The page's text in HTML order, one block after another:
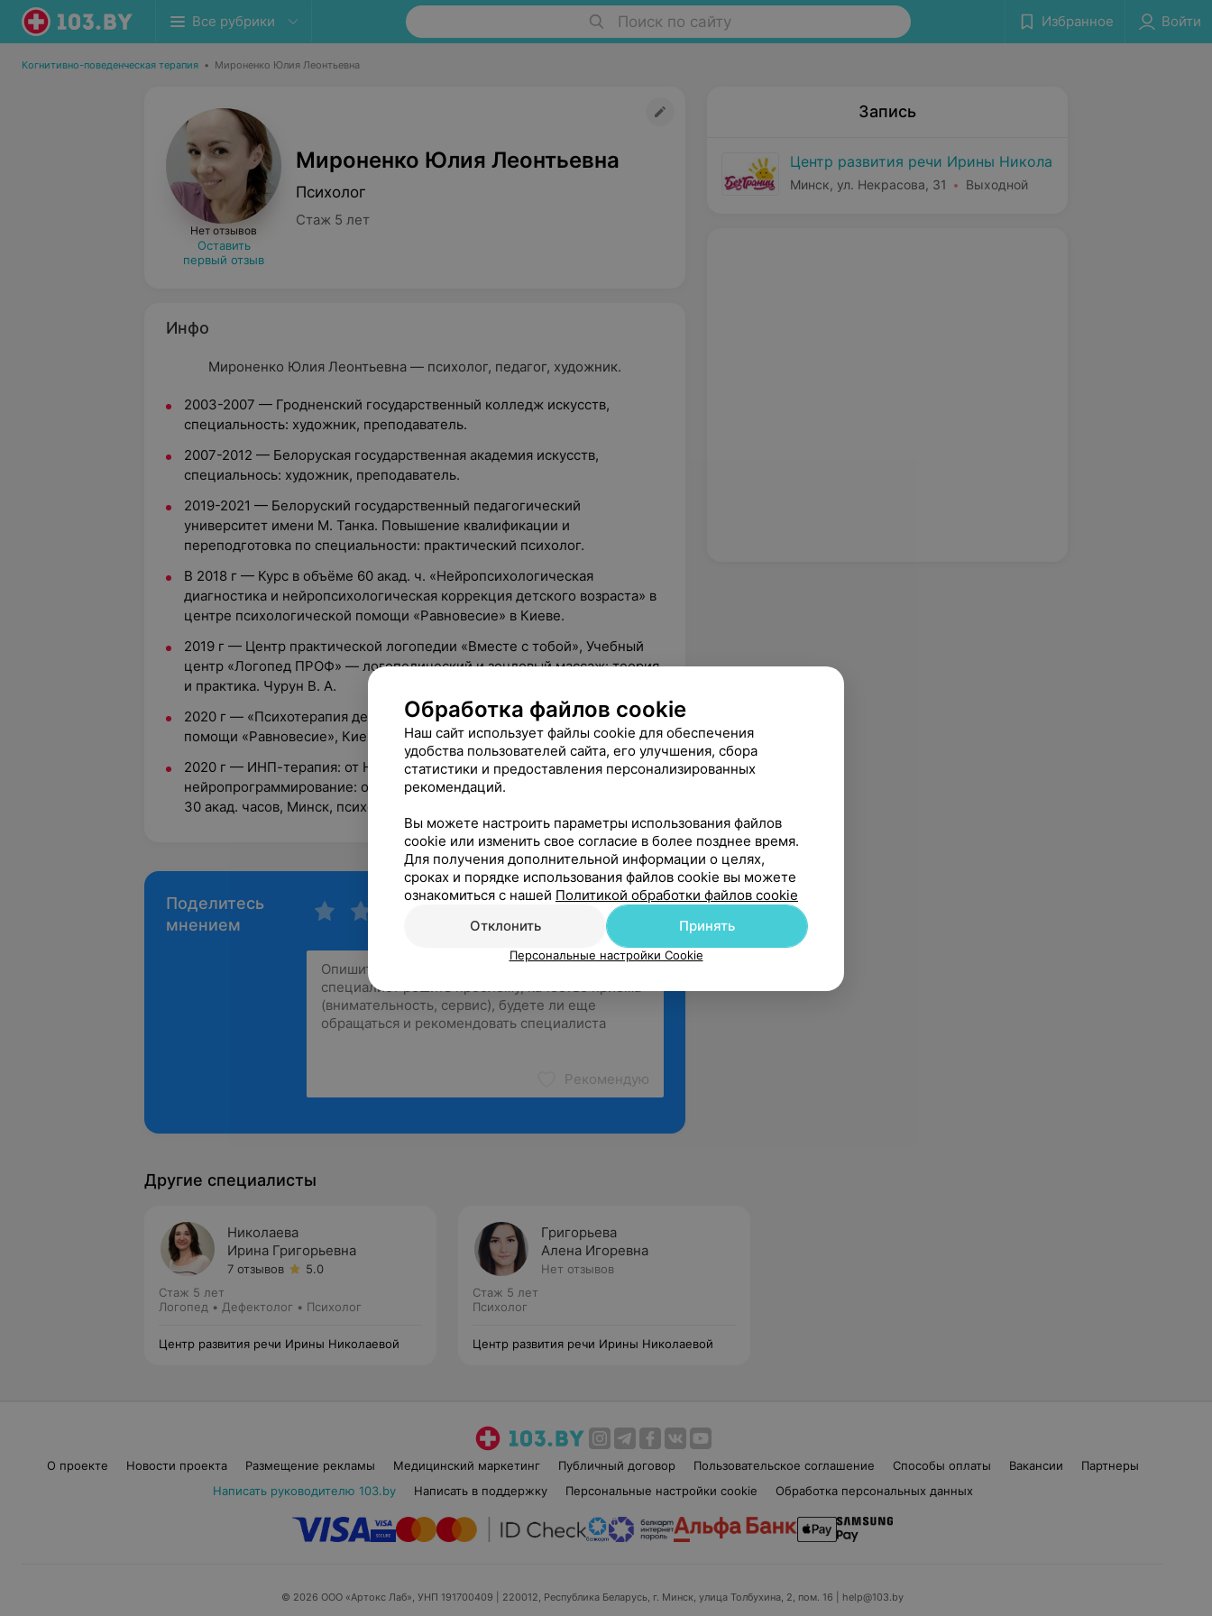
Все рубрики Поиск по сайту Избранное Войти
Когнитивно-поведенческая терапия • Мироненко Юлия Леонтьевна
Нет отзывов
Оставить
первый отзыв
Мироненко Юлия Леонтьевна
Психолог
Стаж 5 лет
Инфо
Мироненко Юлия Леонтьевна — психолог, педагог, художник.
2003-2007 — Гродненский государственный колледж искусств,
специальность: художник, преподаватель.
2007-2012 — Белоруская государственная академия искусств,
специальнось: художник, преподаватель.
2019-2021 — Белоруский государственный педагогический
университет имени М. Танка. Повышение квалификации и
переподготовка по специальности: практический психолог.
В 2018 г — Курс в объёме 60 акад. ч. «Нейропсихологическая
диагностика и нейропсихологическая коррекция детского возраста» в
центре психологической помощи «Равновесие» в Киеве.
2019 г — Центр практической логопедии «Вместе с тобой», Учебный
центр «Логопед ПРОФ» — логопедический и зондовый массаж: теория
и практика. Чурун В. А.
2020 г — «Психотерапия детского возраста», центр психологической
помощи «Равновесие», Киев, 120 акад. часов.
2020 г — ИНП-терапия: от НС и до ЖС (Интегральное
нейропрограммирование: от настоящего состояния до желаемого) —
30 акад. часов, Минск, психолог, коуч, спикер: Молодова Ирина
Поделитесь
мнением
Рекомендую
Запись
Центр развития речи Ирины Никола
Минск, ул. Некрасова, 31 Выходной
Другие специалисты
Николаева
Ирина Григорьевна
7 отзывов
5.0
Стаж 5 лет
Логопед • Дефектолог • Психолог
Центр развития речи Ирины Николаевой
Григорьева
Алена Игоревна
Нет отзывов
Стаж 5 лет
Психолог
Центр развития речи Ирины Николаевой
О проекте Новости проекта Размещение рекламы Медицинский маркетинг Публичный договор Пользовательское соглашение Способы оплаты Вакансии
Партнеры
Написать руководителю 103.by
Написать в поддержку Персональные настройки cookie Обработка персональных данных
© 2026 ООО «Артокс Лаб», УНП 191700409 | 220012, Республика Беларусь, г. Минск, улица Толбухина, 2, пом. 16 | help@103.by
Обработка файлов cookie
Наш сайт использует файлы cookie для обеспечения
удобства пользователей сайта, его улучшения, сбора
статистики и предоставления персонализированных
рекомендаций.
Вы можете настроить параметры использования файлов
cookie или изменить свое согласие в более позднее время.
Для получения дополнительной информации о целях,
сроках и порядке использования файлов cookie вы можете
ознакомиться с нашей Политикой обработки файлов cookie
Отклонить
Принять
Персональные настройки Cookie